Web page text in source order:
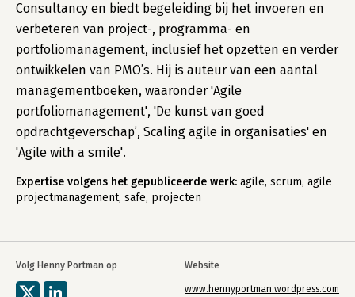
Volg Henny Portman op Website
www.hennyportman.wordpress.com
Consultancy en biedt begeleiding bij het invoeren en
verbeteren van project-, programma- en
portfoliomanagement, inclusief het opzetten en verder
ontwikkelen van PMO’s. Hij is auteur van een aantal
managementboeken, waaronder 'Agile
portfoliomanagement', 'De kunst van goed
opdrachtgeverschap’, Scaling agile in organisaties' en
'Agile with a smile'.
Expertise volgens het gepubliceerde werk: agile, scrum, agile
projectmanagement, safe, projecten